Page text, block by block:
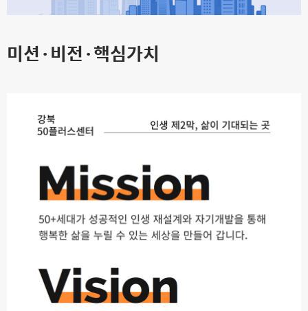
미션·비전·핵심가치